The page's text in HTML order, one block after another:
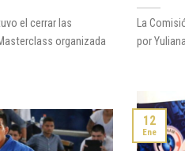
el cerrar las
organizada
La
por
12
Ene